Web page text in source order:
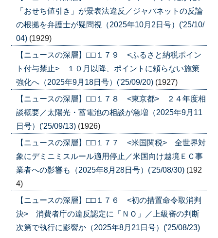
「おせち値引き」が景表法違反／ジャパネットの反論
の根拠を弁護士が疑問視（2025年10月2日号）('25/10/
04) (1929)
【ニュースの深層】□□１７９ <ふるさと納税ポイン
ト付与禁止> １０月以降、ポイントに頼らない施策
強化へ（2025年9月18日号）('25/09/20) (1927)
【ニュースの深層】□□１７８ <東京都> ２４年度相
談概要／太陽光・蓄電池の相談が急増（2025年9月11
日号）('25/09/13) (1926)
【ニュースの深層】□□１７７ <米国関税> 全世界対
象にデミニミスルール適用停止／米国向け越境ＥＣ事
業者への影響も（2025年8月28日号）('25/08/30) (192
4)
【ニュースの深層】□□１７６ <初の措置命令取消判
決> 消費者庁の違反認定に「ＮＯ」／上級審の判断
次第で執行に影響か（2025年8月21日号）('25/08/23)